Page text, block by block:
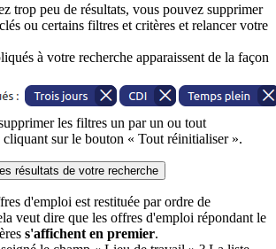
trop peu de résultats, vous pouvez supprimer
ou certains filtres et critères et relancer votre
à votre recherche apparaissent de la façon
les filtres un par un ou tout
sur le bouton « Tout réinitialiser ».
résultats de votre recherche
d'emploi est restituée par ordre de
veut dire que les offres d'emploi répondant le
s'affichent en premier.